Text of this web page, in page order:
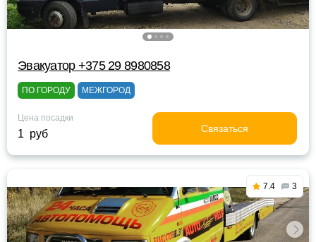
Эвакуатор +375 29 8980858
ПО ГОРОДУ МЕЖГОРОД
Цена посадки
1 руб Связаться
7.4 3